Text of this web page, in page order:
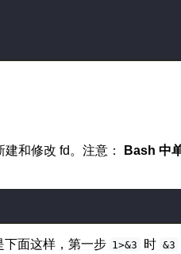
和修改 fd。注意：
Bash 中
下面这样，第一步 1>&3 时 &3